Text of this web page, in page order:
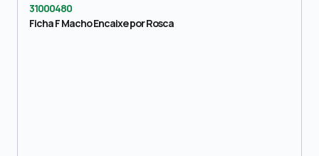
31000480
Ficha F Macho Encaixe por Rosca